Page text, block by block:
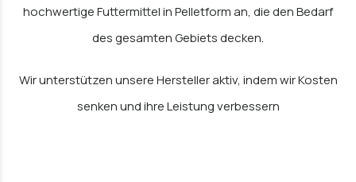
hochwertige Futtermittel in Pelletform an, die den Bedarf
des gesamten Gebiets decken.
Wir unterstützen unsere Hersteller aktiv, indem wir Kosten
senken und ihre Leistung verbessern